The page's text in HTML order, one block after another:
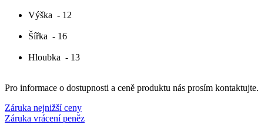
Výška - 12
Šířka - 16
Hloubka - 13
Pro informace o dostupnosti a ceně produktu nás prosím kontaktujte.
Záruka nejnižší ceny
Záruka vrácení peněz